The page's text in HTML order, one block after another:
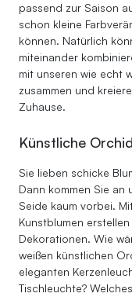
passend zur Saison
schon kleine
können. Natürlich
miteinander
mit unseren wie echt
zusammen und
Zuhause.
Künstliche
Sie lieben schicke
Dann kommen Sie
Seide kaum vorbei.
Kunstblumen
Dekorationen. Wie
weißen künstlichen
eleganten
Tischleuchte?